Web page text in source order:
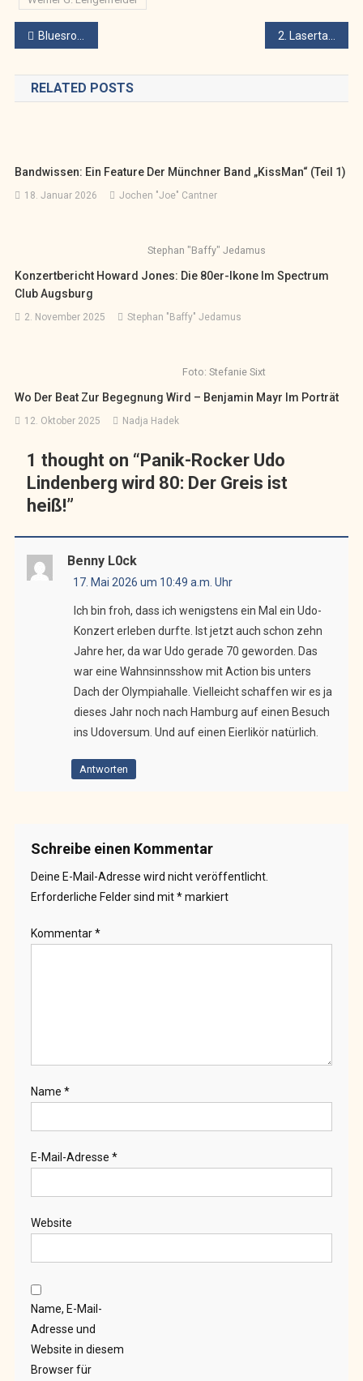
Beitragsnavigation
Bluesrock-Doppelpack im Bombig mit Evil Mama & Get Zeppelin
RELATED POSTS
Bandwissen: Ein Feature Der Münchner Band „KissMan“ (Teil 1)
18. Januar 2026 Jochen "Joe" Cantner
Stephan "Baffy" Jedamus
Konzertbericht Howard Jones: Die 80er-Ikone Im Spectrum
Club Augsburg
2. November 2025 Stephan "Baffy" Jedamus
Foto: Stefanie Sixt
Wo Der Beat Zur Begegnung Wird – Benjamin Mayr Im Porträt
12. Oktober 2025 Nadja Hadek
1 thought on “Panik-Rocker Udo
Lindenberg wird 80: Der Greis ist
heiß!”
Benny L0ck
17. Mai 2026 um 10:49 a.m. Uhr
Ich bin froh, dass ich wenigstens ein Mal ein Udo-
Konzert erleben durfte. Ist jetzt auch schon zehn
Jahre her, da war Udo gerade 70 geworden. Das
war eine Wahnsinnsshow mit Action bis unters
Dach der Olympiahalle. Vielleicht schaffen wir es ja
dieses Jahr noch nach Hamburg auf einen Besuch
ins Udoversum. Und auf einen Eierlikör natürlich.
Antworten
Schreibe einen Kommentar
Deine E-Mail-Adresse wird nicht veröffentlicht.
Erforderliche Felder sind mit*markiert
Kommentar*
Name *
E-Mail-Adresse *
Website
Name, E-Mail-
Adresse und
Website in diesem
Browser für